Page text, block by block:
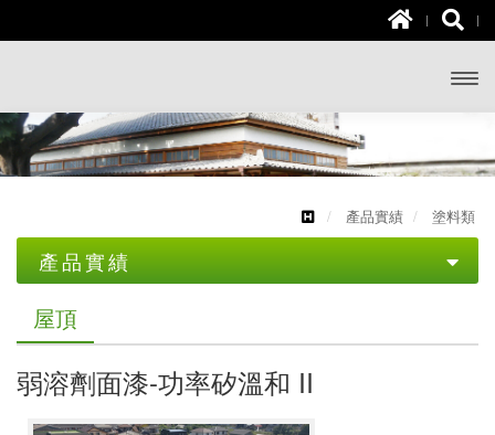
產品實績 塗料類
產品實績
塗料類
地板
外壁
屋頂
弱溶劑面漆-功率矽溫和 II